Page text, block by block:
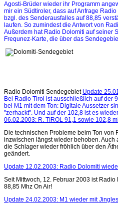
Agosti-Brüder wieder ihr Programm
mir ein Südtiroler, dass auf Anfrage
bzgl. des Senderausfalles auf 88,85
laufen. So zumindest die Antwort von
Außerdem hat Radio Dolomiti auf seiner
Frequnez-Karte, die über das
Radio Dolomiti Sendegebiet Update
Bei Radio Tirol ist ausschließlich auf der
bei M1 mit dem Ton: Digitale Aussetzer
"zerhackt". Und auf der 102,8 ist es
06.02.2003: R. TIROL 91,1 sowie 102,8
Die technischen Probleme beim Ton von
inzwischen längst wieder behoben. Auch
die Schlager wieder fröhlich über den
geändert.
Update 12.02.2003: Radio Dolomiti
Seit Mittwoch, 12. Februar 2003 ist
88,85 Mhz On Air!
Update 24.02.2003: M1 wieder mit